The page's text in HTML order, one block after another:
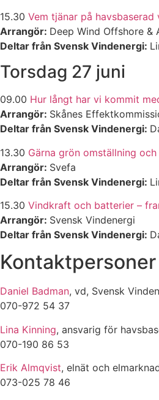
15.30 Vem tjänar på havsbaserad
Arrangör: Deep Wind Offshore &
Deltar från Svensk Vindenergi:
Torsdag 27 juni
09.00 Hur långt har vi kommit
Arrangör: Skånes
Deltar från Svensk Vindenergi:
13.30 Gärna grön omställning
Arrangör: Svefa
Deltar från Svensk Vindenergi:
15.30 Vindkraft och batterier –
Arrangör: Svensk Vindenergi
Deltar från Svensk Vindenergi:
Daniel Badman, vd, Svensk
070-972 54 37
Lina Kinning, ansvarig för
070-190 86 53
Erik Almqvist, elnät och
073-025 78 46